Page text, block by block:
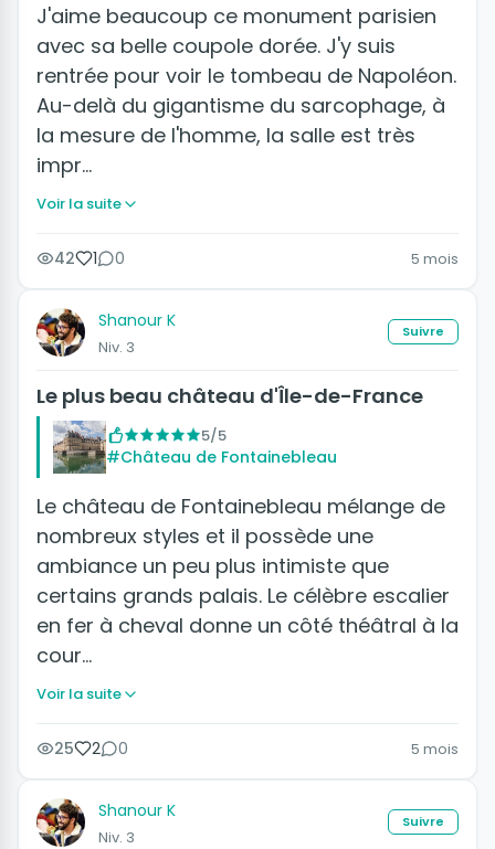
J'aime beaucoup ce monument parisien
avec sa belle coupole dorée. J'y suis
rentrée pour voir le tombeau de Napoléon.
Au-delà du gigantisme du sarcophage, à
la mesure de l'homme, la salle est très
impr…
Voir la suite
42 1 0 5 mois
Shanour K
Niv. 3
Suivre
Le plus beau château d'Île-de-France
5/5
#Château de Fontainebleau
Le château de Fontainebleau mélange de
nombreux styles et il possède une
ambiance un peu plus intimiste que
certains grands palais. Le célèbre escalier
en fer à cheval donne un côté théâtral à la
cour…
Voir la suite
25 2 0 5 mois
Shanour K
Niv. 3
Suivre